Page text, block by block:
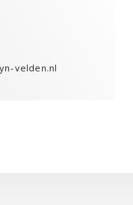
velden.nl